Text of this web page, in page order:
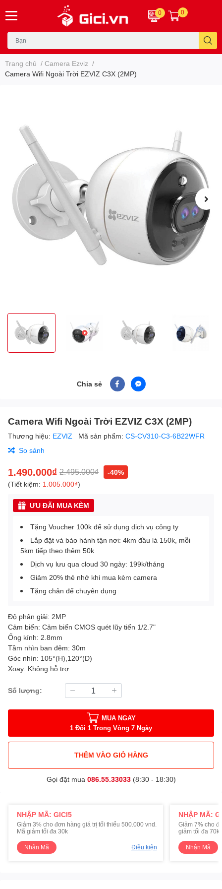
0 0
Trang chủ / Camera Ezviz /
Camera Wifi Ngoài Trời EZVIZ C3X (2MP)
Chia sẻ
Camera Wifi Ngoài Trời EZVIZ C3X (2MP)
Thương hiệu: EZVIZ Mã sản phẩm: CS-CV310-C3-6B22WFR
So sánh
1.490.000₫ 2.495.000₫
-40%
(Tiết kiệm: 1.005.000₫)
ƯU ĐÃI MUA KÈM
Tặng Voucher 100k để sử dụng dịch vụ công ty
Lắp đặt và bảo hành tận nơi: 4km đầu là 150k, mỗi
5km tiếp theo thêm 50k
Dịch vụ lưu qua cloud 30 ngày: 199k/tháng
Giảm 20% thẻ nhớ khi mua kèm camera
Tặng chân đế chuyên dụng
Độ phân giải: 2MP
Cảm biến: Cảm biến CMOS quét lũy tiến 1/2.7"
Ống kính: 2.8mm
Tầm nhìn ban đêm: 30m
Góc nhìn: 105°(H),120°(D)
Xoay: Không hỗ trợ
Số lượng:
MUA NGAY
1 Đổi 1 Trong Vòng 7 Ngày
THÊM VÀO GIỎ HÀNG
Gọi đặt mua 086.55.33033(8:30 - 18:30)
NHẬP MÃ: GICI5
Giảm 3% cho đơn hàng giá trị tối thiểu 500.000 vnd.
Mã giảm tối đa 30k
Nhận Mã Điều kiện
NHẬP MÃ:
Giảm 7% cho
giảm tối đa 70k
Nhận Mã